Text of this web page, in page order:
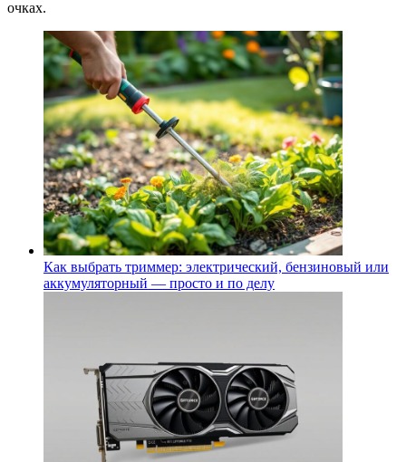
очках.
Как выбрать триммер: электрический, бензиновый или
аккумуляторный — просто и по делу